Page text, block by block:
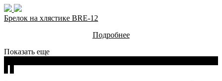
Брелок на хлястике BRE-12
Подробнее
Показать еще